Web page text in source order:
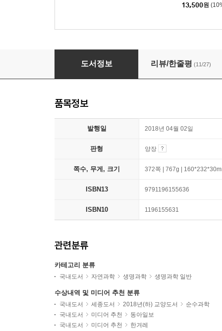
13,500원
크리스퍼가 온다
도서정보 리뷰/한줄평 (11/27)
품목정보
발행일 2018년 04월 02일
판형 양장
쪽수, 무게, 크기 372쪽 | 767g |
ISBN13 9791196155636
ISBN10 1196155631
관련분류
카테고리 분류
국내도서 자연과학 생명과학 생명과학 일반
수상내역 및 미디어 추천 분류
국내도서 세종도서 2018년(하) 교양도서
순수과학
국내도서
미디어 추천
동아일보
국내도서
미디어 추천 한겨레